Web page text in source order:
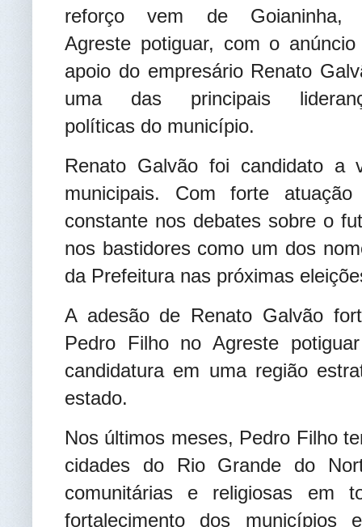
reforço vem de Goianinha,
Agreste potiguar, com o
apoio do empresário Renato
uma das principais
políticas do município.
Renato Galvão foi candidato a
municipais. Com forte
constante nos debates sobre o
nos bastidores como um dos
da Prefeitura nas próximas
A adesão de Renato Galvão
Pedro Filho no Agreste
candidatura em uma região
estado.
Nos últimos meses, Pedro Filho
cidades do Rio Grande do
comunitárias e religiosas em
fortalecimento dos municípios